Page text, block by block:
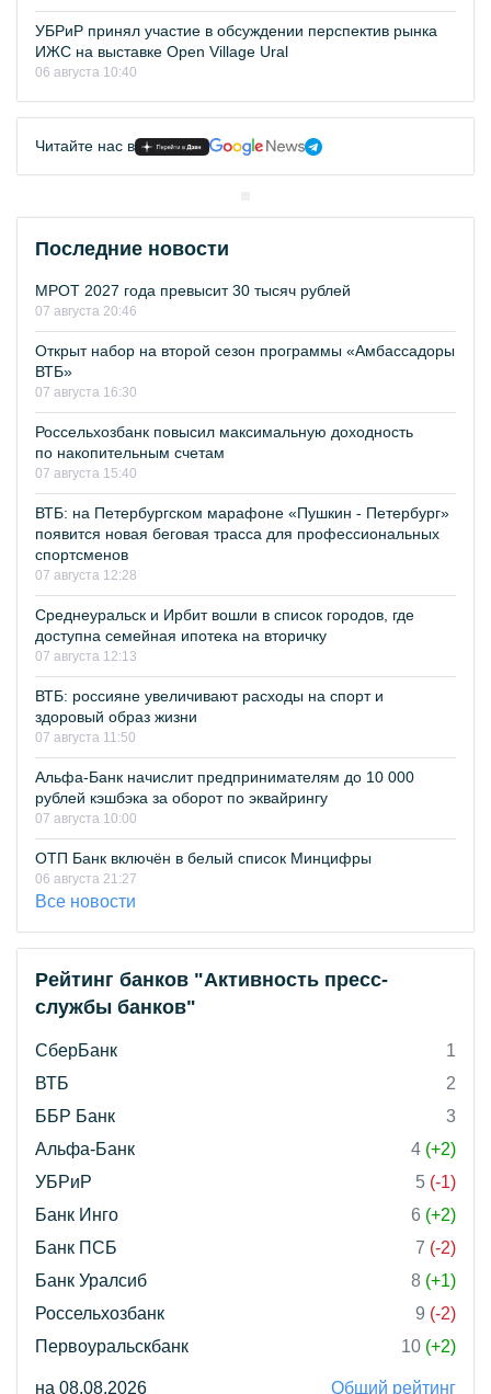
УБРиР принял участие в обсуждении перспектив рынка
ИЖС на выставке Open Village Ural
06 августа 10:40
Читайте нас в
Последние новости
МРОТ 2027 года превысит 30 тысяч рублей
07 августа 20:46
Открыт набор на второй сезон программы «Амбассадоры
ВТБ»
07 августа 16:30
Россельхозбанк повысил максимальную доходность
по накопительным счетам
07 августа 15:40
ВТБ: на Петербургском марафоне «Пушкин - Петербург»
появится новая беговая трасса для профессиональных
спортсменов
07 августа 12:28
Среднеуральск и Ирбит вошли в список городов, где
доступна семейная ипотека на вторичку
07 августа 12:13
ВТБ: россияне увеличивают расходы на спорт и
здоровый образ жизни
07 августа 11:50
Альфа-Банк начислит предпринимателям до 10 000
рублей кэшбэка за оборот по эквайрингу
07 августа 10:00
ОТП Банк включён в белый список Минцифры
06 августа 21:27
Все новости
Рейтинг банков "Активность пресс-
службы банков"
СберБанк
1
ВТБ
2
ББР Банк
3
Альфа-Банк
4 (+2)
УБРиР
5 (-1)
Банк Инго
6 (+2)
Банк ПСБ
7 (-2)
Банк Уралсиб
8 (+1)
Россельхозбанк
9 (-2)
Первоуральскбанк
10 (+2)
на 08.08.2026 Общий рейтинг